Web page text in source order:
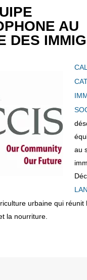
AU
DES
au
urbaine qui réunit
la nourriture.